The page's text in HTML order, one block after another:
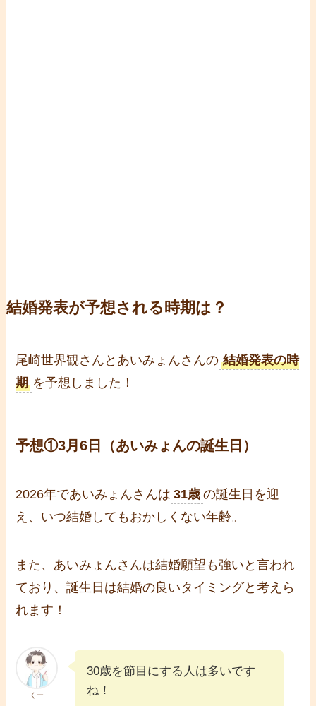
結婚発表が予想される時期は？
尾崎世界観さんとあいみょんさんの 結婚発表の時
期 を予想しました！
予想①3月6日（あいみょんの誕生日）
2026年であいみょんさんは 31歳 の誕生日を迎
え、いつ結婚してもおかしくない年齢。
また、あいみょんさんは結婚願望も強いと言われ
ており、誕生日は結婚の良いタイミングと考えら
れます！
くー
30歳を節目にする人は多いです
ね！